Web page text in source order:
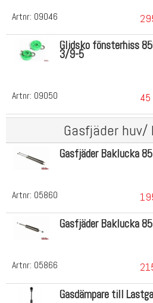
Artnr: 09046
Artnr: 09050
Glidsko fönsterhiss
3/9-5
45
Gasfjäder huv/
Artnr: 05860
Gasfjäder Baklucka
Artnr: 05866
Gasfjäder Baklucka
Gasdämpare till